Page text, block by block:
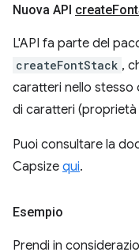
Nuova API createFont
L'API fa parte del
createFontStack ,
caratteri nello stesso
di caratteri (proprietà
Puoi consultare la
Capsize qui.
Esempio
Prendi in